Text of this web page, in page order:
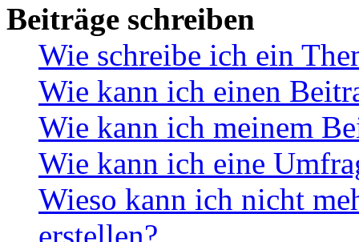
Beiträge schreiben
Wie schreibe ich ein
Wie kann ich einen
Wie kann ich meinem
Wie kann ich eine
Wieso kann ich nicht
erstellen?